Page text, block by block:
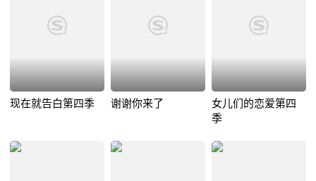
现在就告白第四季 谢谢你来了
女儿们的恋爱第四
季